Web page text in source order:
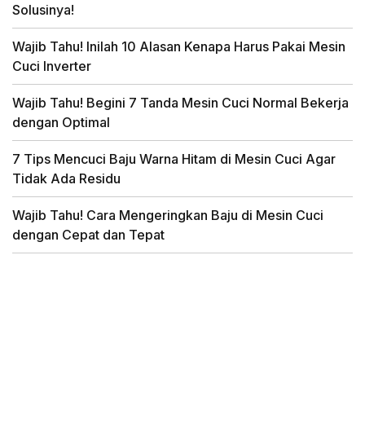
Solusinya!
Wajib Tahu! Inilah 10 Alasan Kenapa Harus Pakai Mesin
Cuci Inverter
Wajib Tahu! Begini 7 Tanda Mesin Cuci Normal Bekerja
dengan Optimal
7 Tips Mencuci Baju Warna Hitam di Mesin Cuci Agar
Tidak Ada Residu
Wajib Tahu! Cara Mengeringkan Baju di Mesin Cuci
dengan Cepat dan Tepat